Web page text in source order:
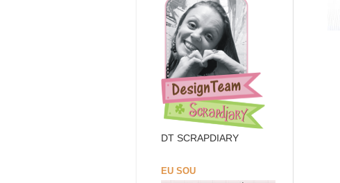
DT SCRAPDIARY
EU SOU